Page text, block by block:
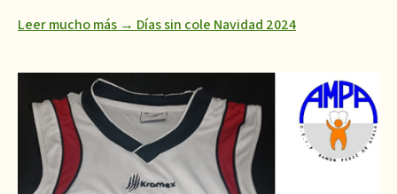
Leer mucho más → Días sin cole Navidad 2024